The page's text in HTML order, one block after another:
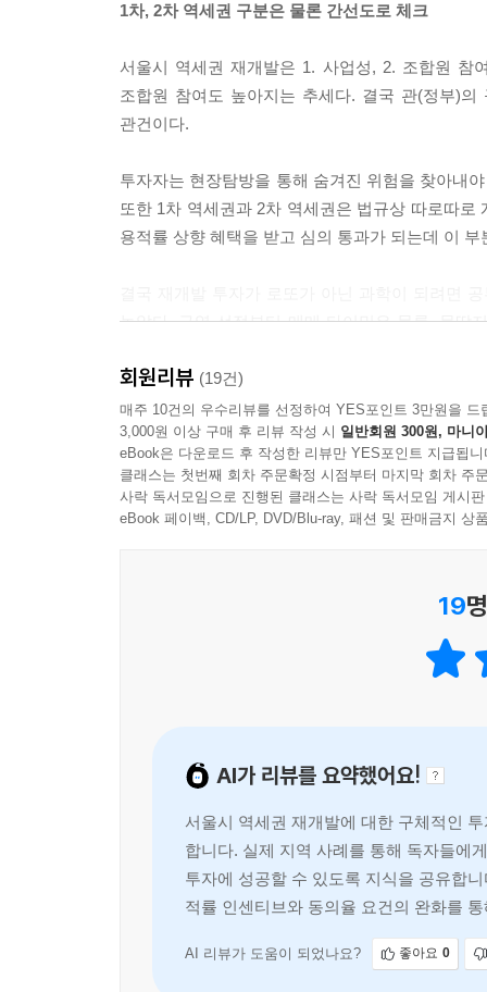
2단계. 조합설립
4단계. 분양 신청 및 관리처분계획인가
5단계. 착공 및 준공/이전 고시 완료
미래 계획을 확정하는 ‘관리처분인가’
속 내용을 살펴보면 ‘관리처분인가’는 예정, ‘이전
‘관리처분인가’ 과정에서 할 일 ① 종전 자산 평가(
동일 사업구역 안에 있는 물건으로 비교할 것
03 알아두면 좋은 ‘권리가액’의 진실
(ft.‘일반 재개발’ vs. ‘역세권 재개발’ 공통)
‘권리가액=감정가×비례율’ 공식은 왜 틀렸을까?
‘권리가액’;보다 ‘분양 기준가액’이 법률적으로 정확
법률적 정의가 중요한 이유 - 분양 자격 심사 때문!
05 알아두면 수억 원 아낀다! 프리미엄(P) 계산법
1단계. 총투자원금(조합원 종전 감정평가총액) 추
2단계. 총매출(새 아파트 분양 수익) 추정하기
3단계. 총비용(공사비 등) 추정하기
4단계. 투자 물건 권리가액 추정하기
06 ‘역세권 장기전세’와 ‘역세권 활성화’는 주민
1차, 2차 역세권 구분은 물론 간선도로 체크
서울시 역세권 재개발은 1. 사업성, 2. 조합원 참
조합원 참여도 높아지는 추세다. 결국 관(정부)
관건이다.
투자자는 현장탐방을 통해 숨겨진 위험을 찾아내
또한 1차 역세권과 2차 역세권은 법규상 따로따
용적률 상향 혜택을 받고 심의 통과가 되는데 이
놓았다. 구역 선정부터 매매 타이밍은 물론, 물딱
재개발은 한 편의 장편 드라마
계급 역전의 기회, 자산 폭발의 분기점을 잡아라!
최근 들어 재개발이 불가능할 거라 여긴 곳에
재개발이 안 될 거라 생각했지만 모두의 예상을
리스크가 존재하지만 아는 만큼 성공확률을 높
회원리뷰 (19건)
매주 10건의 우수리뷰를 선정하여 YES포인트 3만원을 드
3,000원 이상 구매 후 리뷰 작성 시 일반회원 300원, 마니
eBook은 다운로드 후 작성한 리뷰만 YES포인트 지급됩니
클래스는 첫번째 회차 주문확정 시점부터 마지막 회차 주
사락 독서모임으로 진행된 클래스는 사락 독서모임 게시
eBook 페이백, CD/LP, DVD/Blu-ray, 패션 및 판매금지 상
19
AI가 리뷰를 요약했어요!
서울시 역세권 재개발에 대한 구체적인
합니다. 실제 지역 사례를 통해 독자들에
투자에 성공할 수 있도록 지식을 공유합
적률 인센티브와 동의율 요건의 완화를
AI 리뷰가 도움이 되었나요? 좋아요 0